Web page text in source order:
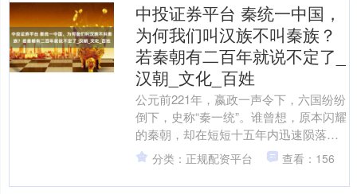
中投证券平台 秦统一中国，
为何我们叫汉族不叫秦族？
若秦朝有二百年就说不定了_
汉朝_文化_百姓
公元前221年，嬴政一声令下，六国纷纷
倒下，史称“秦一统”。谁曾想，原本闪耀
的秦朝，却在短短十五年内迅速陨落，
给后人留下了无限遗憾。若当时秦朝能
再撑上两百年，或....
分类：正规配资平台 查看：156